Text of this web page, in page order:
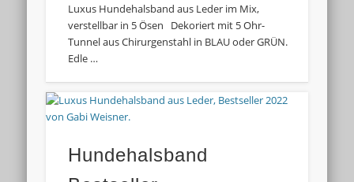
Luxus Hundehalsband aus Leder im Mix,
verstellbar in 5 Ösen Dekoriert mit 5 Ohr-
Tunnel aus Chirurgenstahl in BLAU oder GRÜN.
Edle …
Hundehalsband